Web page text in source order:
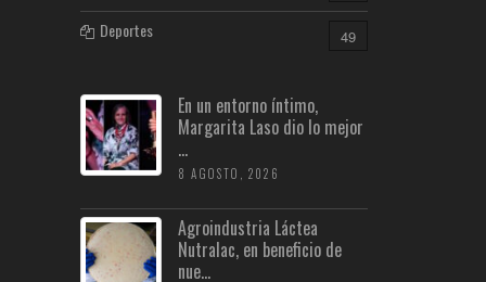
Deportes 49
En un entorno íntimo,
Margarita Laso dio lo mejor
...
8 AGOSTO, 2026
Agroindustria Láctea
Nutralac, en beneficio de
nue...